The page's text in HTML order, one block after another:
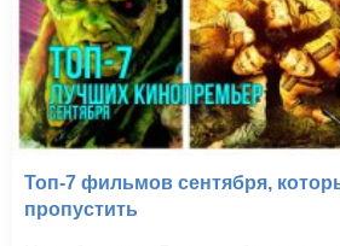
Топ-7 фильмов сентября,
пропустить